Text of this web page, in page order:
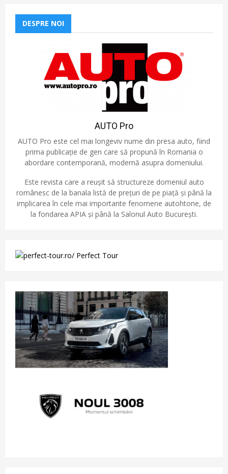
DESPRE NOI
AUTO Pro
AUTO Pro este cel mai longeviv nume din presa auto, fiind
prima publicație de gen care să propună în Romania o
abordare contemporană, modernă asupra domeniului.
Este revista care a reușit să structureze domeniul auto
românesc de la banala listă de prețuri de pe piață și până la
implicarea în cele mai importante fenomene autohtone, de
la fondarea APIA și până la Salonul Auto București.